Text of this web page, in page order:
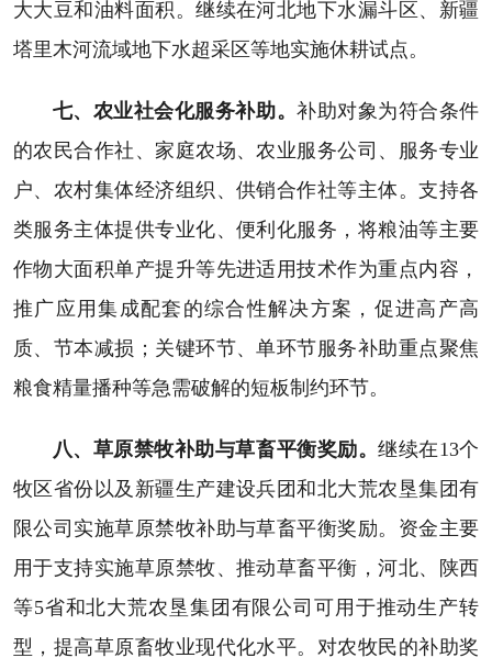
大大豆和油料面积。继续在河北地下水漏斗区、新疆
塔里木河流域地下水超采区等地实施休耕试点。
七、农业社会化服务补助。补助对象为符合条件
的农民合作社、家庭农场、农业服务公司、服务专业
户、农村集体经济组织、供销合作社等主体。支持各
类服务主体提供专业化、便利化服务，将粮油等主要
作物大面积单产提升等先进适用技术作为重点内容，
推广应用集成配套的综合性解决方案，促进高产高
质、节本减损；关键环节、单环节服务补助重点聚焦
粮食精量播种等急需破解的短板制约环节。
八、草原禁牧补助与草畜平衡奖励。继续在13个
牧区省份以及新疆生产建设兵团和北大荒农垦集团有
限公司实施草原禁牧补助与草畜平衡奖励。资金主要
用于支持实施草原禁牧、推动草畜平衡，河北、陕西
等5省和北大荒农垦集团有限公司可用于推动生产转
型，提高草原畜牧业现代化水平。对农牧民的补助奖